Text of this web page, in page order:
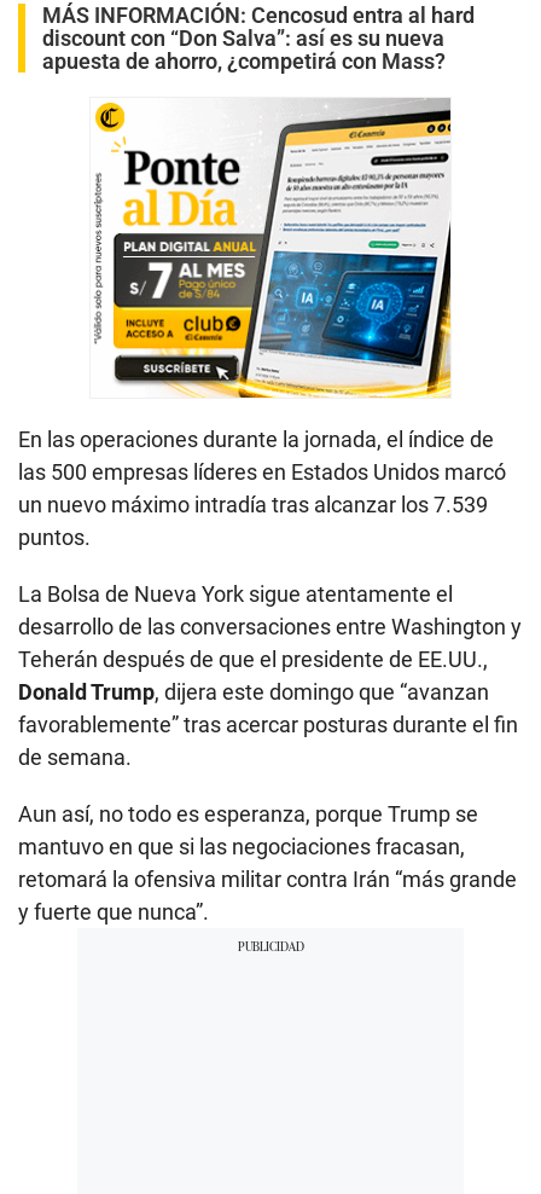
MÁS INFORMACIÓN: Cencosud entra al hard
discount con “Don Salva”: así es su nueva
apuesta de ahorro, ¿competirá con Mass?
En las operaciones durante la jornada, el índice de
las 500 empresas líderes en Estados Unidos marcó
un nuevo máximo intradía tras alcanzar los 7.539
puntos.
La Bolsa de Nueva York sigue atentamente el
desarrollo de las conversaciones entre Washington y
Teherán después de que el presidente de EE.UU.,
Donald Trump, dijera este domingo que “avanzan
favorablemente” tras acercar posturas durante el fin
de semana.
Aun así, no todo es esperanza, porque Trump se
mantuvo en que si las negociaciones fracasan,
retomará la ofensiva militar contra Irán “más grande
y fuerte que nunca”.